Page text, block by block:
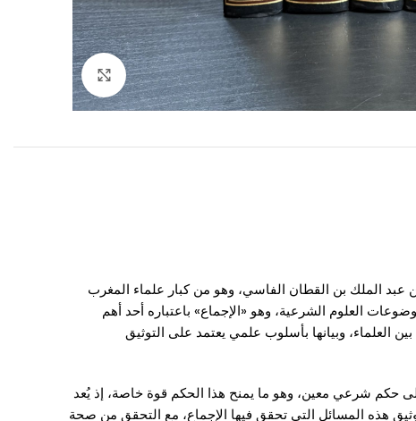
Click to enlarge
عبد الملك بن القطان الفاسي، وهو من كبار علماء المغرب
العلوم الشرعية، وهو «الإجماع» باعتباره أحد أهم
العلماء، وبيانها بأسلوب علمي يعتمد على التوثيق
حكم شرعي معين، وهو ما يمنح هذا الحكم قوة خاصة، إذ يُعد
هذه المسائل التي تحقق فيها الإجماع، مع التحقق من صحة